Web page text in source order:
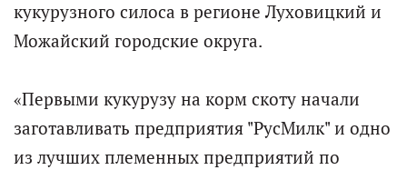
кукурузного силоса в регионе Луховицкий и
Можайский городские округа.
«Первыми кукурузу на корм скоту начали
заготавливать предприятия "РусМилк" и одно
из лучших племенных предприятий по